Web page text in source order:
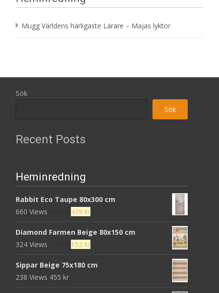
Mugg Världens härligaste Lärare – Majas lyktor
Sök
Sök
Recent Posts
Heminredning
Rabbit Eco Taupe 80x300 cm
660 Views
Det
priset
var:
439 krDet
priset
är:
Diamond Farmen Beige 80x150 cm
324 Views
Det
priset
152 krDet
priset
Sippar Beige 75x180 cm
238 Views 455 kr